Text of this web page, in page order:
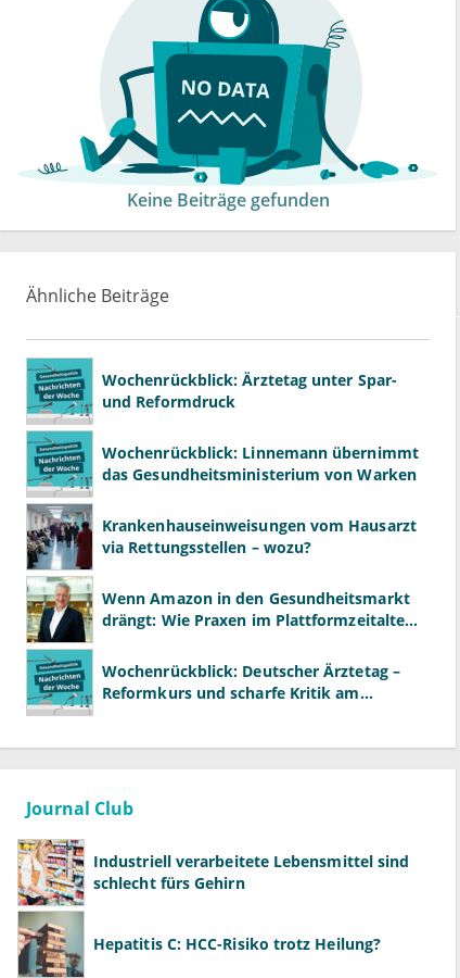
Keine Beiträge gefunden
Ähnliche Beiträge
Wochenrückblick: Ärztetag unter Spar-
und Reformdruck
Wochenrückblick: Linnemann übernimmt
das Gesundheitsministerium von Warken
Krankenhauseinweisungen vom Hausarzt
via Rettungsstellen – wozu?
Wenn Amazon in den Gesundheitsmarkt
drängt: Wie Praxen im Plattformzeitalter
Wochenrückblick: Deutscher Ärztetag –
Reformkurs und scharfe Kritik am
Journal Club
Industriell verarbeitete Lebensmittel sind
schlecht fürs Gehirn
Hepatitis C: HCC-Risiko trotz Heilung?